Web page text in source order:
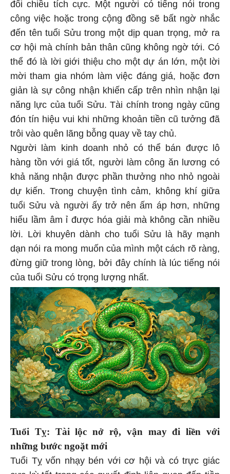
đổi chiều tích cực. Một người có tiếng nói trong
công việc hoặc trong cộng đồng sẽ bất ngờ nhắc
đến tên tuổi Sửu trong một dịp quan trọng, mở ra
cơ hội mà chính bản thân cũng không ngờ tới. Có
thể đó là lời giới thiệu cho một dự án lớn, một lời
mời tham gia nhóm làm việc đáng giá, hoặc đơn
giản là sự công nhận khiến cấp trên nhìn nhận lại
năng lực của tuổi Sửu. Tài chính trong ngày cũng
đón tín hiệu vui khi những khoản tiền cũ tưởng đã
trôi vào quên lãng bỗng quay về tay chủ.
Người làm kinh doanh nhỏ có thể bán được lô
hàng tồn với giá tốt, người làm công ăn lương có
khả năng nhận được phần thưởng nho nhỏ ngoài
dự kiến. Trong chuyện tình cảm, không khí giữa
tuổi Sửu và người ấy trở nên ấm áp hơn, những
hiểu lầm âm ỉ được hóa giải mà không cần nhiều
lời. Lời khuyên dành cho tuổi Sửu là hãy mạnh
dạn nói ra mong muốn của mình một cách rõ ràng,
đừng giữ trong lòng, bởi đây chính là lúc tiếng nói
của tuổi Sửu có trọng lượng nhất.
Tuổi Tỵ: Tài lộc nở rộ, vận may đi liền với
những bước ngoặt mới
Tuổi Tỵ vốn nhạy bén với cơ hội và có trực giác